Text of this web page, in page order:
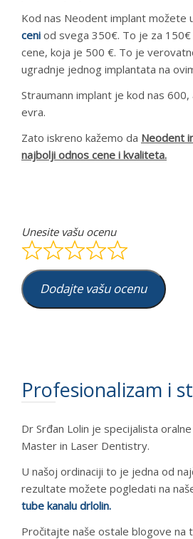
Kod nas Neodent implant možete
ceni od svega 350€. To je za
cene, koja je 500 €. To je
ugradnje jednog implantata na
Straumann implant je kod nas
evra.
Zato iskreno kažemo da Neodent
najbolji odnos cene i kvaliteta.
Unesite vašu ocenu
Dodajte vašu ocenu
Profesionalizam i
Dr Srđan Lolin je specijalista
Master in Laser Dentistry.
U našoj ordinaciji to je jedna od
rezultate možete pogledati na
tube kanalu drlolin.
Pročitajte naše ostale blogove na